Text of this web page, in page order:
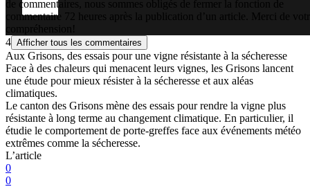
de commentaires, nous sommes obligés de fermer la fonction de
commentaire 72 heures après la publication d’un article. Merci de
compréhension!
4 Afficher tous les commentaires
Aux Grisons, des essais pour une vigne résistante à la sécheresse
Face à des chaleurs qui menacent leurs vignes, les Grisons lancent
une étude pour mieux résister à la sécheresse et aux aléas
climatiques.
Le canton des Grisons mène des essais pour rendre la vigne plus
résistante à long terme au changement climatique. En particulier, il
étudie le comportement de porte-greffes face aux événements météo
extrêmes comme la sécheresse.
L’article
0
0